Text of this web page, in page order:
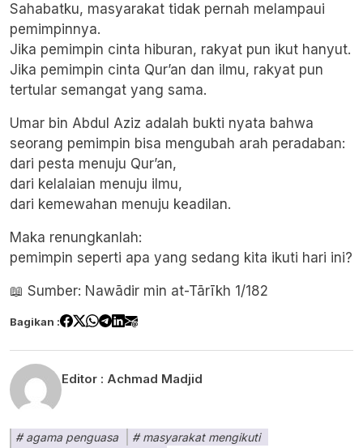
Sahabatku, masyarakat tidak pernah melampaui
pemimpinnya.
Jika pemimpin cinta hiburan, rakyat pun ikut hanyut.
Jika pemimpin cinta Qur’an dan ilmu, rakyat pun
tertular semangat yang sama.
Umar bin Abdul Aziz adalah bukti nyata bahwa
seorang pemimpin bisa mengubah arah peradaban:
dari pesta menuju Qur’an,
dari kelalaian menuju ilmu,
dari kemewahan menuju keadilan.
Maka renungkanlah:
pemimpin seperti apa yang sedang kita ikuti hari ini?
📖 Sumber: Nawādir min at-Tārīkh 1/182
Bagikan :
Editor : Achmad Madjid
agama penguasa
masyarakat mengikuti